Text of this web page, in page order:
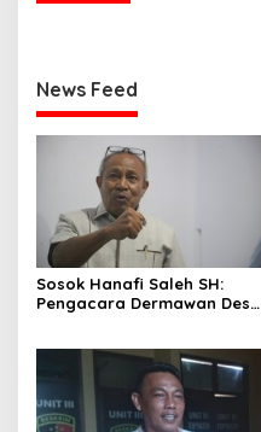
News Feed
Sosok Hanafi Saleh SH:
Pengacara Dermawan Desa